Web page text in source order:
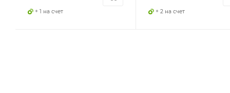
+ 1 на счет + 2 на счет